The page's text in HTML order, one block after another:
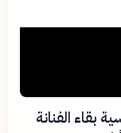
بقاء الفنانة